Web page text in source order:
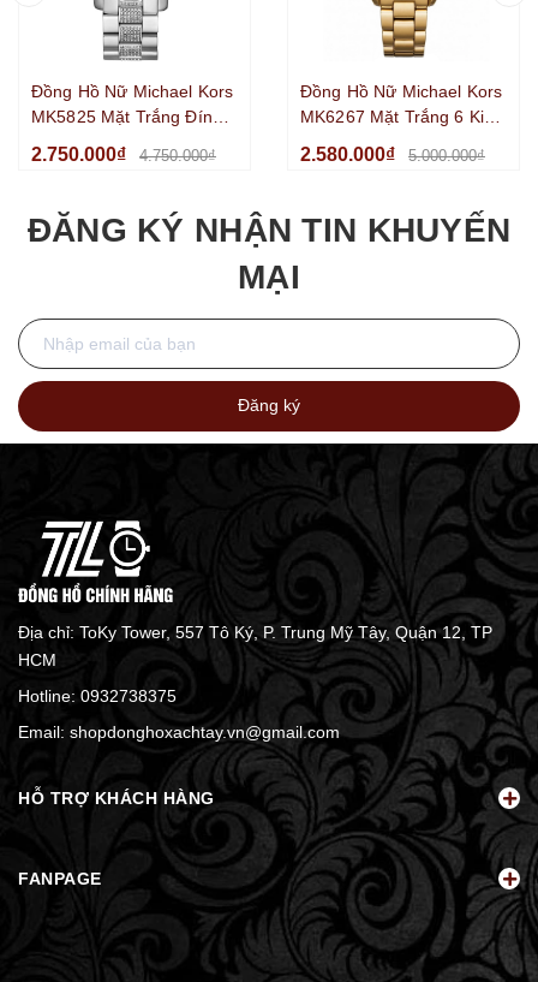
Đồng Hồ Nữ Michael Kors
MK5825 Mặt Trắng Đính
Kim Loại Silver Size
2.750.000₫ 4.750.000₫
Đồng Hồ Nữ Michael Kors
MK6267 Mặt Trắng 6 Kim
Vàng Size 36mm
2.580.000₫ 5.000.000₫
ĐĂNG KÝ NHẬN TIN KHUYẾN
MẠI
Đăng ký
Địa chỉ: ToKy Tower, 557 Tô Ký, P. Trung Mỹ Tây, Quận 12, TP
HCM
Hotline: 0932738375
Email: shopdonghoxachtay.vn@gmail.com
HỖ TRỢ KHÁCH HÀNG
FANPAGE